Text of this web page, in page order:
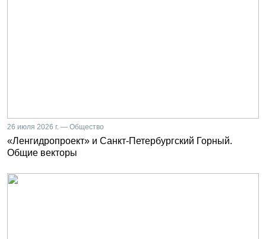
26 июля 2026 г. — Общество
«Ленгидропроект» и Санкт-Петербургский Горный.
Общие векторы